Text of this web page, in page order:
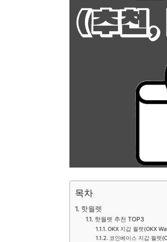
목차
핫월렛
핫월렛 추천 TOP3
OKX 지갑 월렛(OKX
코인베이스 지갑 월렛